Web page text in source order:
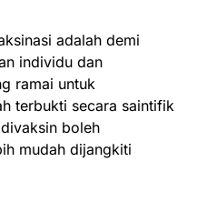
adalah demi
individu dan
ramai untuk
terbukti secara saintifik
boleh
mudah dijangkiti